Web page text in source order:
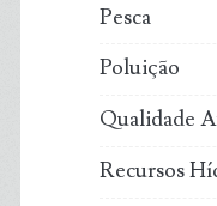
Pesca
Poluição
Qualidade
Recursos